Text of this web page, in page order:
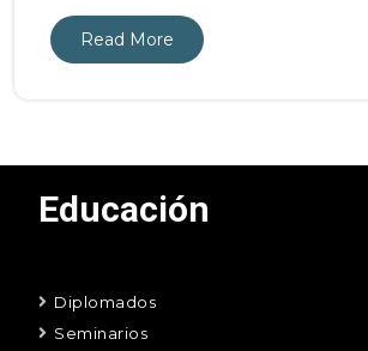
Read More
Educación
Diplomados
Seminarios